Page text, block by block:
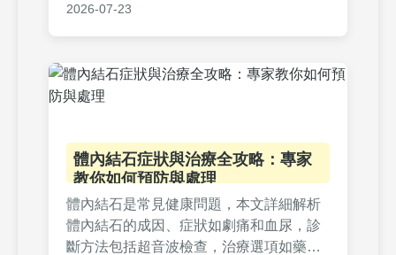
答，讓您從決策到康復全程無憂。破子結
石不再是難題，快來獲取專業建議吧！
2026-07-23
體內結石症狀與治療全攻略：專家
教你如何預防與處理
體內結石是常見健康問題，本文詳細解析
體內結石的成因、症狀如劇痛和血尿，診
斷方法包括超音波檢查，治療選項如藥物